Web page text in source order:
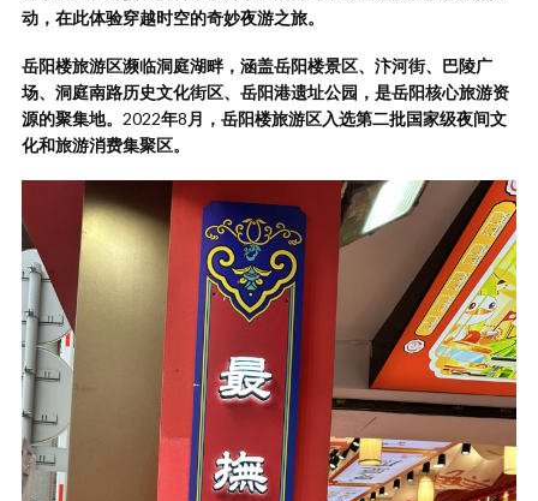
动，在此体验穿越时空的奇妙夜游之旅。
岳阳楼旅游区濒临洞庭湖畔，涵盖岳阳楼景区、汴河街、巴陵广
场、洞庭南路历史文化街区、岳阳港遗址公园，是岳阳核心旅游资
源的聚集地。 2022年8 月，岳阳楼旅游区入选第二批国家级夜间文
化和旅游消费集聚区。